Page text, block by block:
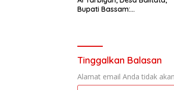
Bupati Bassam:
Tinggalkan Balasan
Alamat email Anda tidak